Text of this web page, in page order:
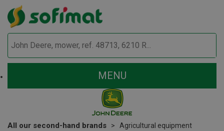
MENU
All our second-hand brands
Agricultural equipment